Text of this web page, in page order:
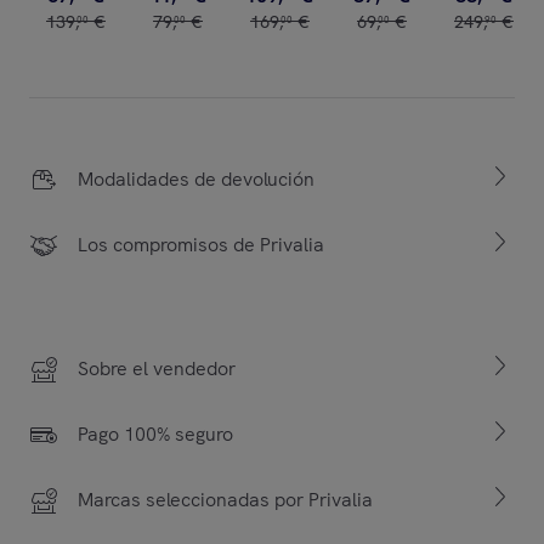
139,00 € 79,00 € 169,00 € 69,00 € 249,90 €
Modalidades de devolución
Los compromisos de Privalia
Sobre el vendedor
Pago 100% seguro
Marcas seleccionadas por Privalia